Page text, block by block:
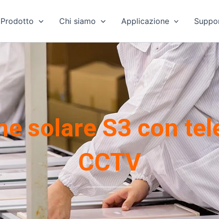
Prodotto Chi siamo Applicazione
solare S3 con
CCTV